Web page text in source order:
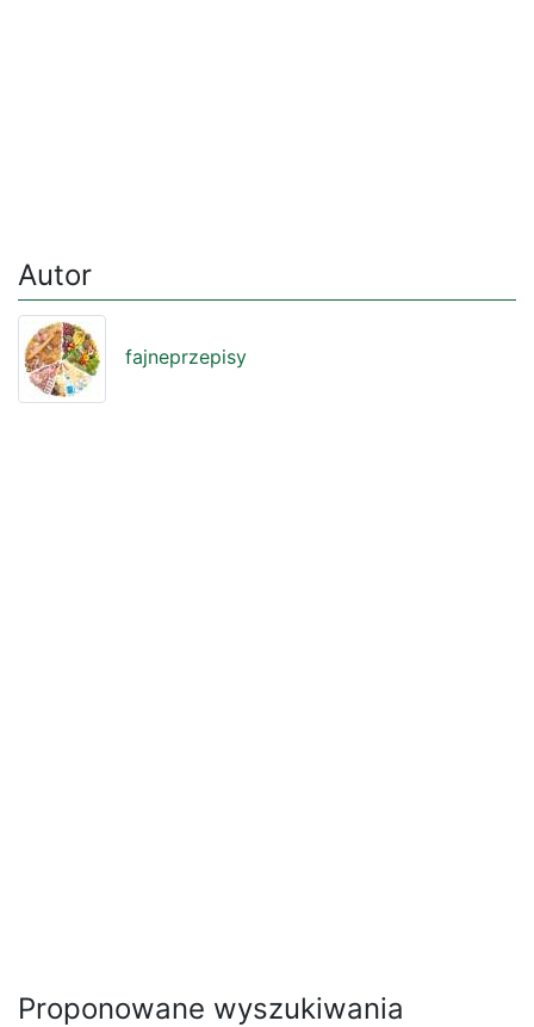
Autor
fajneprzepisy
Proponowane wyszukiwania